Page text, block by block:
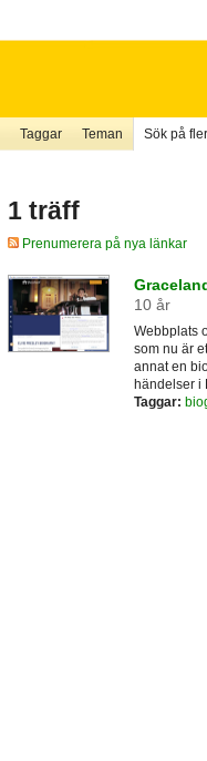
Taggar Teman Sök på
1 träff
Prenumerera på nya länkar
10 år
Webbplats
som nu är
annat en
händelser i
Taggar: